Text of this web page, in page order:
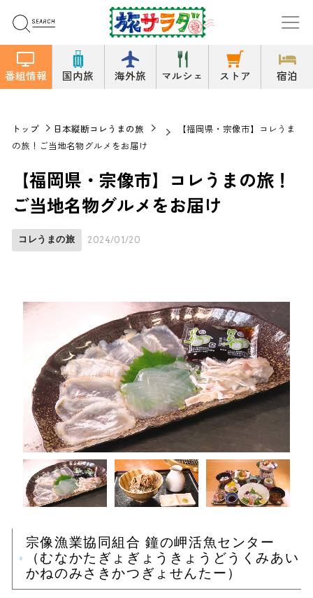
番組情報 国内旅 海外旅 マルシェ ストア 宿泊
トップ 日本縦断コレうまの旅
【福岡県・宗像市】コレうま
の旅！ご当地名物グルメをお届け
【福岡県・宗像市】コレうまの旅！
ご当地名物グルメをお届け
コレうまの旅 2024/01/20
宗像漁業協同組合 鐘の岬活魚センター
（むなかたぎょぎょうきょうどうくみあい
かねのみさきかつぎょせんたー）